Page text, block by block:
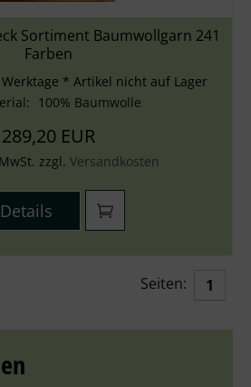
Sortiment Baumwollgarn 241
Farben
Werktage * Artikel nicht auf Lager
: 100% Baumwolle
289,20 EUR
zzgl. Versandkosten
Details
Seiten: 1